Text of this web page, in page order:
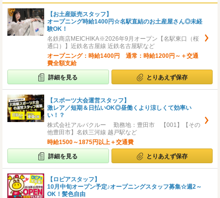
【お土産販売スタッフ】
オープニング時給1400円☆名駅直結のお土産屋さん◎未経
験OK！
名鉄商店MEICHIKA※2026年9月オープン【名駅東口（桜
通口）】近鉄名古屋線 近鉄名古屋駅など
オープニング：時給1400円 通常：時給1200円～＋交通
費全額支給
詳細を見る とりあえず保存
【スポーツ大会運営スタッフ】
激レア／短期＆日払いOK◎昼働くより涼しくて効率い
い！？
株式会社アルバクルー 勤務地：豊田市 【001】【その
他豊田市】名鉄三河線 越戸駅など
時給1500～1875円以上＋交通費
詳細を見る とりあえず保存
【ロピアスタッフ】
10月中旬オープン予定♪オープニングスタッフ募集☆週2～
OK！髪色自由